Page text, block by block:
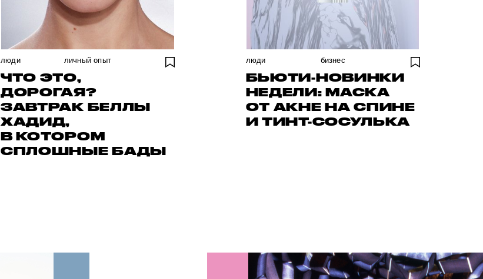
люди личный опыт
ЧТО ЭТО,
ДОРОГАЯ?
ЗАВТРАК БЕЛЛЫ
ХАДИД,
В КОТОРОМ
СПЛОШНЫЕ БАДЫ
люди бизнес
БЬЮТИ-НОВИНКИ
НЕДЕЛИ: МАСКА
ОТ АКНЕ НА СПИНЕ
И ТИНТ-СОСУЛЬКА